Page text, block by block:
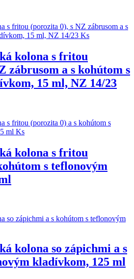
kolona s fritou
zábrusom a s kohútom s
15 ml, NZ 14/23
kolona s fritou
s teflonovým
kolona so zápichmi a s
kladívkom, 125 ml